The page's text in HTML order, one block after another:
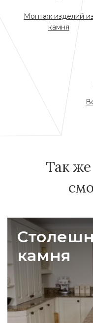
Монтаж изделий из
камня
Так
камня